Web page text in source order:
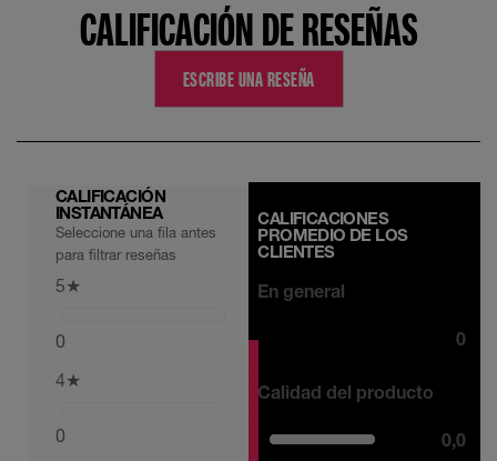
CALIFICACIÓN DE RESEÑAS
ESCRIBE UNA RESEÑA
CALIFICACIÓN
INSTANTÁNEA
Seleccione una fila antes
para filtrar reseñas
5★
0
4★
0
CALIFICACIONES
PROMEDIO DE LOS
CLIENTES
En general
0
Calidad del producto
0,0